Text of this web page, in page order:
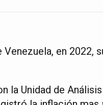
Venezuela, en 2022,
la Unidad de